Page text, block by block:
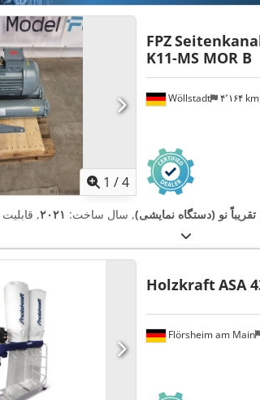
1 /4
Wöllstadt ۴٬۱۶۴ km
FPZ
K11-MS MOR B
تقریباً نو (دستگاه نمایشی), سال ساخت: ۲۰۲۱,
Flörsheim am Main
HolzkraftASA